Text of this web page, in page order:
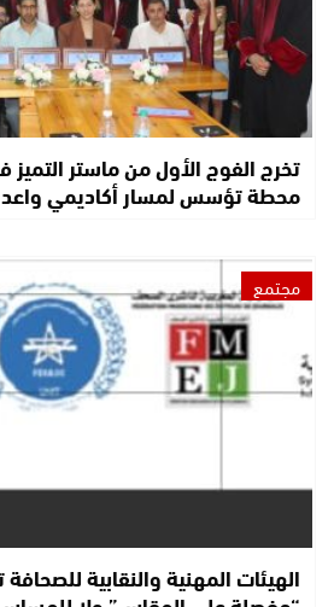
تخرج الفوج الأول من ماستر
محطة تؤسس لمسار أكاديمي
مجتمع
الهيئات المهنية والنقابية